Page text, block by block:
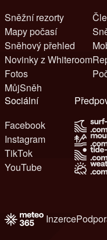
Sněžní rezorty
Mapy počasí
Sněhový přehled
Novinky z Whiteroom
Fotos
MůjSněh
Sociální
Facebook
Instagram
TikTok
YouTube
Inzerce